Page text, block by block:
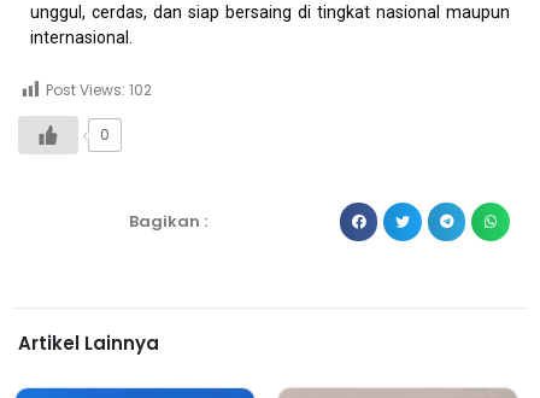
unggul, cerdas, dan siap bersaing di tingkat nasional maupun
internasional.
Post Views: 102
0
Bagikan :
Artikel Lainnya